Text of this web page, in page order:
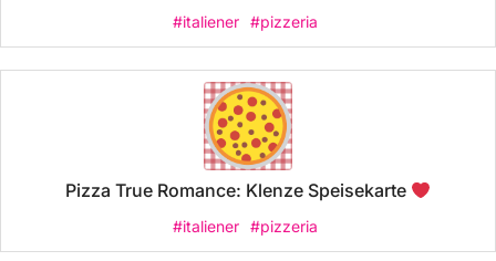
#italiener #pizzeria
Pizza True Romance: Klenze Speisekarte
#italiener #pizzeria